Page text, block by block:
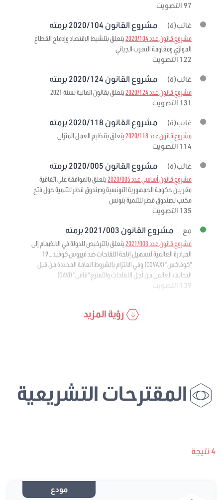
97 التصويت
غائب(ة) مشروع القانون 2020/104 برمته
مشروع قانون عدد 2020/104
يتعلق بتنشيط الاقتصاد وإدماج القطاع
الموازي ومقاومة التهرب الجبائي
122 التصويت
غائب(ة) مشروع القانون 2020/124 برمته
مشروع قانون عدد 2020/124
يتعلق بقانون المالية لسنة 2021
131 التصويت
غائب(ة) مشروع القانون 2020/118 برمته
مشروع قانون عدد 2020/118
يتعلق بتنظيم العمل المنزلي
114 التصويت
غائب(ة) مشروع القانون 2020/005 برمته
مشروع قانون أساسي عدد 2020/005
يتعلق بالموافقة على اتفاقية
مقر بين حكومة الجمهورية التونسية وصندوق قطر للتنمية حول فتح
مكتب لصندوق قطر للتنمية بتونس
135 التصويت
مع مشروع القانون 2021/003 برمته
مشروع قانون عدد 2021/003
يتعلق بالترخيص للدولة في الانضمام إلى
المبادرة العالمية لتسهيل إتاحة اللقاحات ضد فيروس كوفيد – 19
"كوفاكس" (COVAX) وفي الالتزام بالشروط العامة المحددة من قبل
التحالف العالمي من أجل اللقاحات والتمنيع "قافي" (GAVI)
139 التصويت
رؤية المزيد
المقترحات التشريعية
4 نتيجة
مودع